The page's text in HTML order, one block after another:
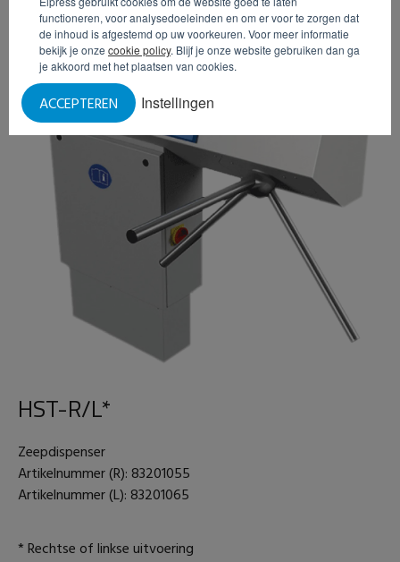
functioneren, voor analysedoeleinden en om er voor te zorgen dat
de inhoud is afgestemd op uw voorkeuren. Voor meer informatie
bekijk je onze cookie policy. Blijf je onze website gebruiken dan ga
je akkoord met het plaatsen van cookies.
Instellingen
ACCEPTEREN
HST-R/L*
Zeepdispenser
Artikelnummer (R): 83201055
Artikelnummer (L): 83201065
* Rechtse of linkse uitvoering